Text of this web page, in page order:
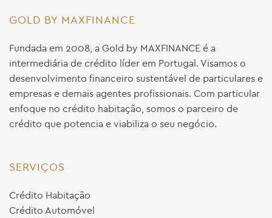
GOLD BY MAXFINANCE
Fundada em 2008, a Gold by MAXFINANCE é a
intermediária de crédito líder em Portugal. Visamos o
desenvolvimento financeiro sustentável de particulares e
empresas e demais agentes profissionais. Com particular
enfoque no crédito habitação, somos o parceiro de
crédito que potencia e viabiliza o seu negócio.
SERVIÇOS
Crédito Habitação
Crédito Automóvel